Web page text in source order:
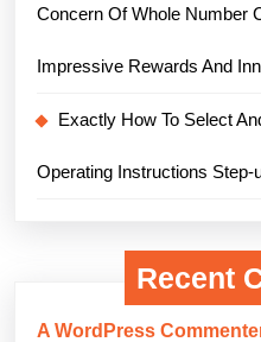
Concern Of Whole Number
Impressive Rewards And
Exactly How To Select
Operating Instructions Step-
Recent
A WordPress